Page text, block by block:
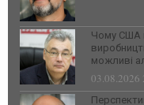
Чому США
можливі
03.08.2026